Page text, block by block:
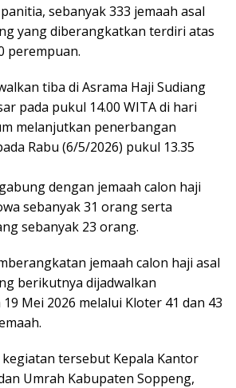
sebanyak 333 jemaah asal
yang diberangkatkan terdiri atas
perempuan.
tiba di Asrama Haji Sudiang
pada pukul 14.00 WITA di hari
melanjutkan penerbangan
Rabu (6/5/2026) pukul 13.35
dengan jemaah calon haji
sebanyak 31 orang serta
sebanyak 23 orang.
jemaah calon haji asal
berikutnya dijadwalkan
Mei 2026 melalui Kloter 41 dan 43
tersebut Kepala Kantor
Umrah Kabupaten Soppeng,